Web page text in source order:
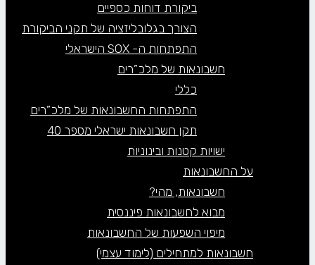
ביקורת דוחות כספיים
הצורך בגלובליזציה של תקני הביקורת
התפתחות ה- SOX הישראלי
חשבונאות של מלכ”רים
כללי
התפתחות החשבונאות של מלכ”רים
תקן חשבונאות ישראלי מספר 40
ישויות קטנות ובינוניות
על החשבונאות
חשבונאות, מהי?
מבוא לחשבונאות פיננסית
מיפוי השפעות של החשבונאות
חשבונאות למתחילים (לימוד עצמי)